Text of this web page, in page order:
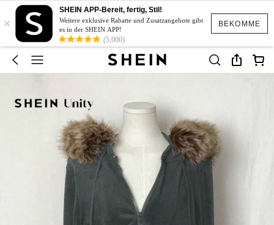
BEKOMME
×
SHEIN APP-Bereit, fertig, Stil!
Weitere exklusive Rabatte und Zusatzangebote gibt
es in der SHEIN APP!
(5,000)